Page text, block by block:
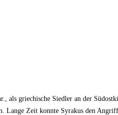
als griechische Siedler an der
Lange Zeit konnte Syrakus den